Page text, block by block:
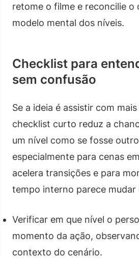
retome o filme e reconcilie o
modelo mental dos níveis.
Checklist para
sem confusão
Se a ideia é assistir com
checklist curto reduz a
um nível como se fosse
especialmente para cenas
acelera transições e para
tempo interno parece mudar
Verificar em que nível o
momento da ação,
contexto do cenário.